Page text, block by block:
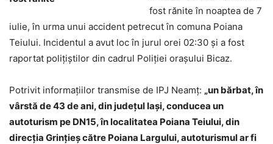
fost rănite în noaptea de 7
iulie, în urma unui accident petrecut în comuna Poiana
Teiului. Incidentul a avut loc în jurul orei 02:30 și a fost
raportat polițiștilor din cadrul Poliției orașului Bicaz.
Potrivit informațiilor transmise de IPJ Neamț: „un bărbat, în
vârstă de 43 de ani, din județul Iași, conducea un
autoturism pe DN15, în localitatea Poiana Teiului, din
direcția Grințieș către Poiana Largului, autoturismul ar fi